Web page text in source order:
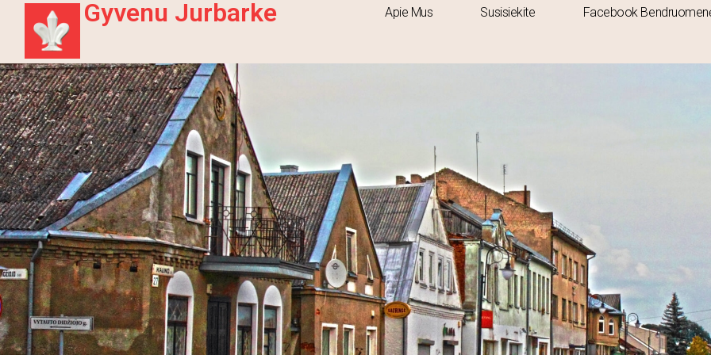
Gyvenu Jurbarke Apie Mus Susisiekite Facebook